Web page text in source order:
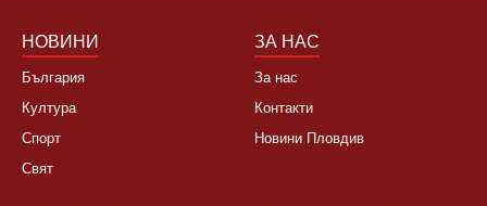
НОВИНИ
България
Култура
Спорт
Свят
ЗА НАС
За нас
Контакти
Новини Пловдив